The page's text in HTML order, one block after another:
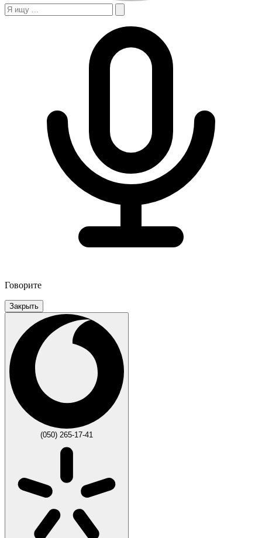
Говорите
Закрыть
(050) 265-17-41